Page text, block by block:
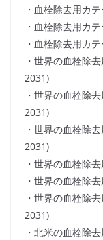
・血栓除去用カ
・血栓除去用カ
・血栓除去用カ
・世界の血栓除
2031)
・世界の血栓除
2031)
・世界の血栓除
2031)
・世界の血栓除
・世界の血栓除
・世界の血栓除
2031)
・北米の血栓除